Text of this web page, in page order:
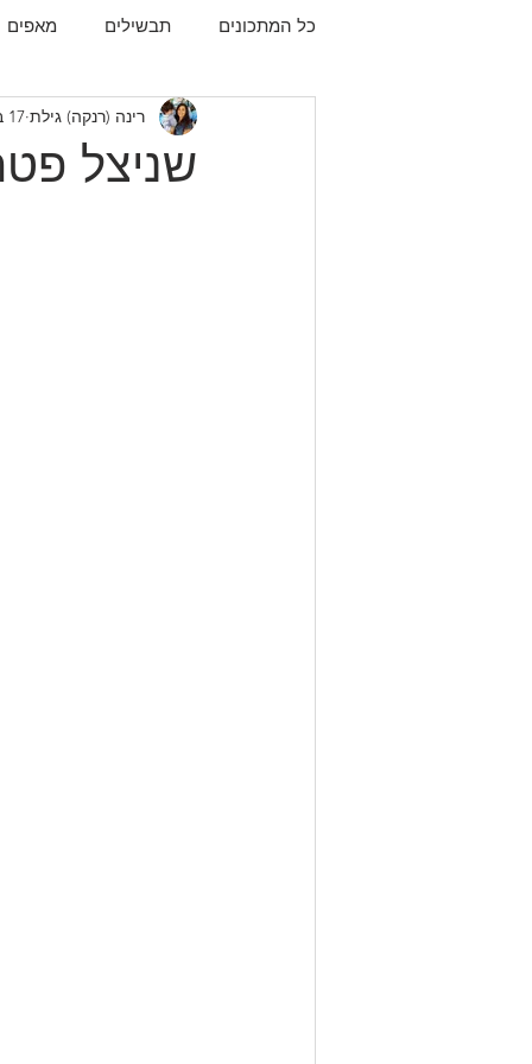
כל המתכונים תבשילים מאפים
תפו"א עוף
שניצל
רינה (רנקה) גילת 17 בספט׳ 2023